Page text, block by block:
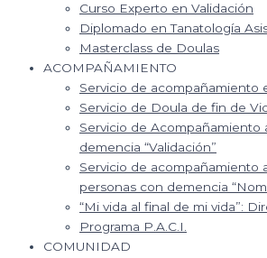
Curso Experto en Validación
Diplomado en Tanatología
Masterclass de Doulas
ACOMPAÑAMIENTO
Servicio de acompañamiento
Servicio de Doula de fin de
Servicio de Acompañamiento
demencia “Validación”
Servicio de acompañamiento
personas con demencia
“Mi vida al final de mi vida”:
Programa P.A.C.I.
COMUNIDAD